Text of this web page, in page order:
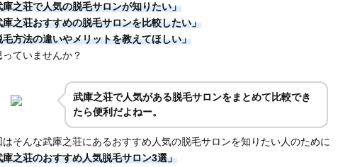
庫之荘で人気の脱毛サロンが知りたい」
庫之荘おすすめの脱毛サロンを比較したい」
毛方法の違いやメリットを教えてほしい」
っていませんか？
武庫之荘で人気がある脱毛サロンをまとめて比較でき
たら便利だよねー。
はそんな武庫之荘にあるおすすめ人気の脱毛サロンを知りたい人のために
庫之荘のおすすめ人気脱毛サロン3選」